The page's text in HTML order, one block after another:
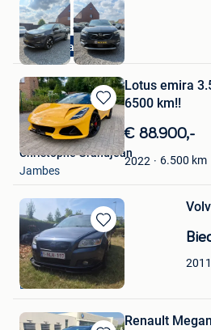
Garantie
AAmotors Wvl
Ingelmunster
Bewaren
in
Mijn
Favorieten
Lotus emira
6500 km!!
€ 88.900,-
2022 6.500 km
Christophe Grandjean
Jambes
Bewaren
in
Mijn
Favorieten
2011
corleone
Laarne
Renault